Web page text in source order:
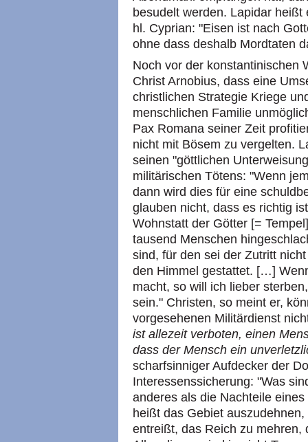
besudelt werden. Lapidar
hl. Cyprian: "Eisen ist nach
ohne dass deshalb Mordtaten
Noch vor der konstantinischen
Christ Arnobius, dass eine
christlichen Strategie Kriege
menschlichen Familie
Pax Romana seiner Zeit
nicht mit Bösem zu vergelten.
seinen "göttlichen
militärischen Tötens: "Wenn
dann wird dies für eine
glauben nicht, dass es richtig
Wohnstatt der Götter [=
tausend Menschen
sind, für den sei der Zutritt
den Himmel gestattet. […]
macht, so will ich lieber
sein." Christen, so meint er,
vorgesehenen Militärdienst
ist allezeit verboten, einen
dass der Mensch ein
scharfsinniger Aufdecker der
Interessenssicherung: "Was
anderes als die Nachteile
heißt das Gebiet
entreißt, das Reich zu